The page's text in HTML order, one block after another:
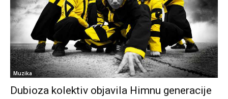
Muzika
Dubioza kolektiv objavila Himnu generacije